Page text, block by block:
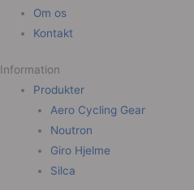
Om os
Kontakt
Information
Produkter
Aero Cycling Gear
Noutron
Giro Hjelme
Silca